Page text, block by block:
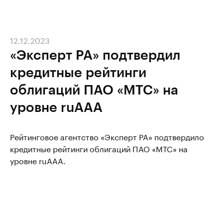
«Эксперт РА» подтвердил
кредитные рейтинги
облигаций ПАО «МТС» на
уровне ruAAA
12.12.2023
Рейтинговое агентство «Эксперт РА» подтвердило
кредитные рейтинги облигаций ПАО «МТС» на
уровне ruAAA.